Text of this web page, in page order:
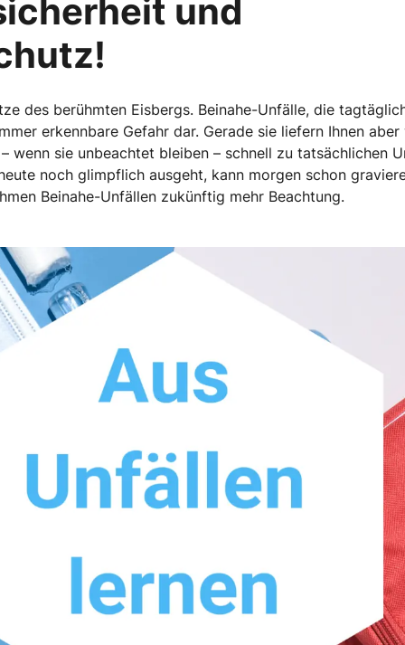
und
des berühmten Eisbergs. Beinahe-Unfälle, die
erkennbare Gefahr dar. Gerade sie liefern Ihnen
wenn sie unbeachtet bleiben – schnell zu tatsächlichen
noch glimpflich ausgeht, kann morgen schon
Beinahe-Unfällen zukünftig mehr Beachtung.